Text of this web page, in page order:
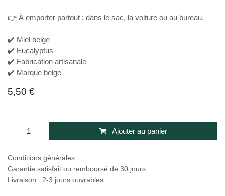
👉 À emporter partout : dans le sac, la voiture ou au bureau.
✔️ Miel belge
✔️ Eucalyptus
✔️ Fabrication artisanale
✔️ Marque belge
5,50 €
Ajouter au panier
Conditions générales
Garantie satisfait ou remboursé de 30 jours
Livraison : 2-3 jours ouvrables